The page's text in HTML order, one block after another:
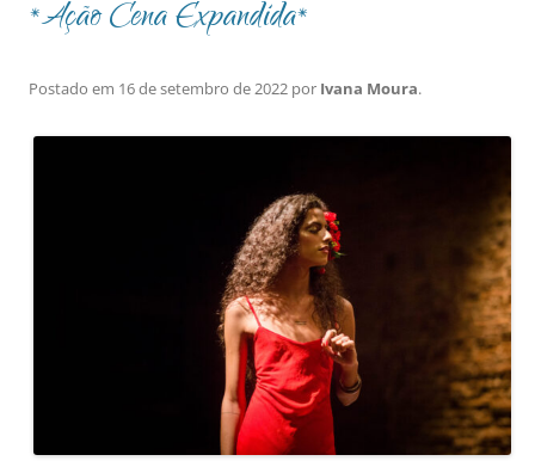
*Ação Cena Expandida*
Postado em 16 de setembro de 2022 por Ivana Moura.